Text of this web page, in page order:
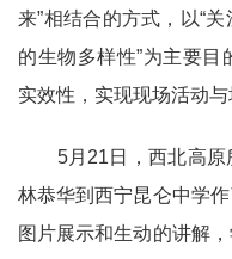
来”相结合的方式，以“
的生物多样性”为主要
实效性，实现现场活动
5月21日，西北高原
林恭华到西宁昆仑中学
图片展示和生动的讲解